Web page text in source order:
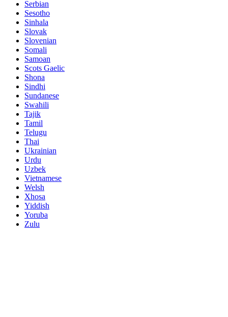
Serbian
Sesotho
Sinhala
Slovak
Slovenian
Somali
Samoan
Scots Gaelic
Shona
Sindhi
Sundanese
Swahili
Tajik
Tamil
Telugu
Thai
Ukrainian
Urdu
Uzbek
Vietnamese
Welsh
Xhosa
Yiddish
Yoruba
Zulu